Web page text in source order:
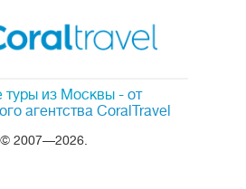
туры из Москвы - от
агентства CoralTravel
© 2007—2026.